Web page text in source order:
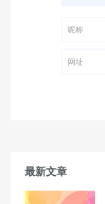
最新文章